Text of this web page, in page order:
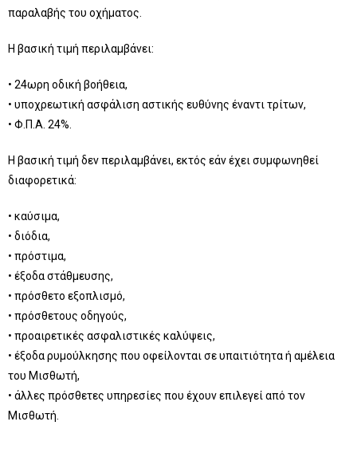
παραλαβής του οχήματος.
Η βασική τιμή περιλαμβάνει:
• 24ωρη οδική βοήθεια,
• υποχρεωτική ασφάλιση αστικής ευθύνης έναντι τρίτων,
• Φ.Π.Α. 24%.
Η βασική τιμή δεν περιλαμβάνει, εκτός εάν έχει συμφωνηθεί
διαφορετικά:
• καύσιμα,
• διόδια,
• πρόστιμα,
• έξοδα στάθμευσης,
• πρόσθετο εξοπλισμό,
• πρόσθετους οδηγούς,
• προαιρετικές ασφαλιστικές καλύψεις,
• έξοδα ρυμούλκησης που οφείλονται σε υπαιτιότητα ή αμέλεια
του Μισθωτή,
• άλλες πρόσθετες υπηρεσίες που έχουν επιλεγεί από τον
Μισθωτή.